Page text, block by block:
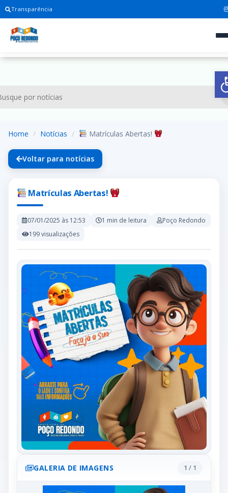
Transparência
Home Notícias Matrículas Abertas!
Voltar para notícias
Matrículas Abertas!
07/01/2025 às 12:53 1 min de leitura
Poço Redondo
199 visualizações
GALERIA DE IMAGENS 1 / 1